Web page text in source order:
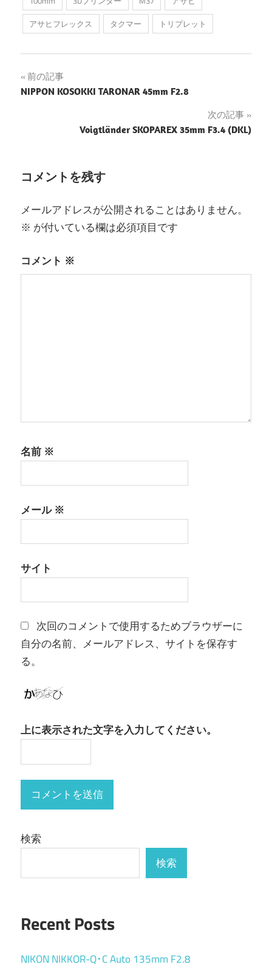
アサヒフレックス
タクマー トリプレット
投
稿
ゲ
シ
ン
前の記事
NIPPON KOSOKKI TARONAR 45mm F2.8
次の記事
Voigtländer SKOPAREX 35mm F3.4 (DKL)
コメントを残す
メールアドレスが公開されることはありません。
※ が付いている欄は必須項目です
コメント ※
名前 ※
メール※
サイト
次回のコメントで使用するためブラウザーに
自分の名前、メールアドレス、サイトを保存す
る。
上に表示された文字を入力してください。
検索
検索
Recent Posts
NIKON NIKKOR-Q･C Auto 135mm F2.8